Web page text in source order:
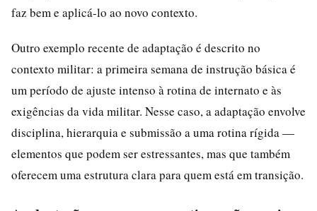
faz bem e aplicá-lo ao novo contexto.
Outro exemplo recente de adaptação é descrito no
contexto militar: a primeira semana de instrução básica é
um período de ajuste intenso à rotina de internato e às
exigências da vida militar. Nesse caso, a adaptação envolve
disciplina, hierarquia e submissão a uma rotina rígida —
elementos que podem ser estressantes, mas que também
oferecem uma estrutura clara para quem está em transição.